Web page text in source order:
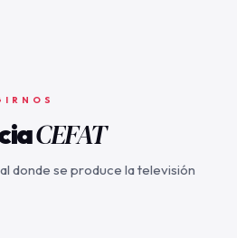
CEFAT
donde se produce la televisión